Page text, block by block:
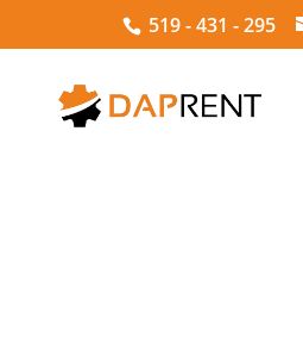
519 - 431 - 295